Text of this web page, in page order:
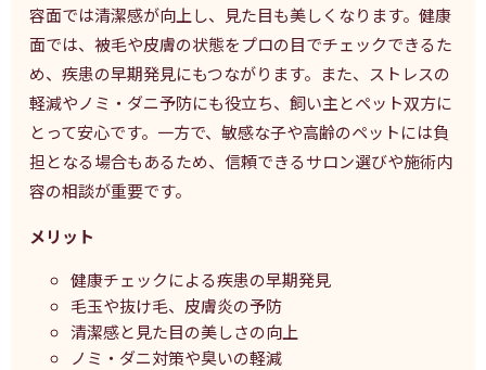
容面では清潔感が向上し、見た目も美しくなります。健康
面では、被毛や皮膚の状態をプロの目でチェックできるた
め、疾患の早期発見にもつながります。また、ストレスの
軽減やノミ・ダニ予防にも役立ち、飼い主とペット双方に
とって安心です。一方で、敏感な子や高齢のペットには負
担となる場合もあるため、信頼できるサロン選びや施術内
容の相談が重要です。
メリット
健康チェックによる疾患の早期発見
毛玉や抜け毛、皮膚炎の予防
清潔感と見た目の美しさの向上
ノミ・ダニ対策や臭いの軽減